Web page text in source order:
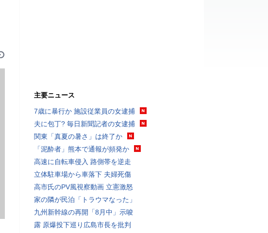
主要ニュース
7歳に暴行か 施設従業員の女逮捕
夫に包丁? 毎日新聞記者の女逮捕
関東「真夏の暑さ」は終了か
「泥酔者」熊本で通報が頻発か
高速に自転車侵入 路側帯を逆走
立体駐車場から車落下 夫婦死傷
高市氏のPV風視察動画 立憲激怒
家の隣が民泊「トラウマなった」
九州新幹線の再開「8月中」示唆
露 原爆投下巡り広島市長を批判